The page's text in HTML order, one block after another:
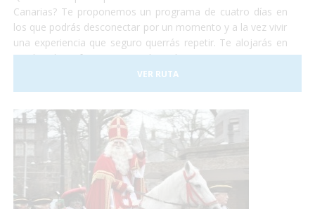
Canarias? Te proponemos un programa de cuatro días en
los que podrás desconectar por un momento y a la vez vivir
una experiencia que seguro querrás repetir. Te alojarás en
un hotel perfectamente adaptado para personas con
problemas de movilidad y desde allí podrás realizar
excursiones, paseos, ir a la playa o simplemente descansar
perder?
VER RUTA